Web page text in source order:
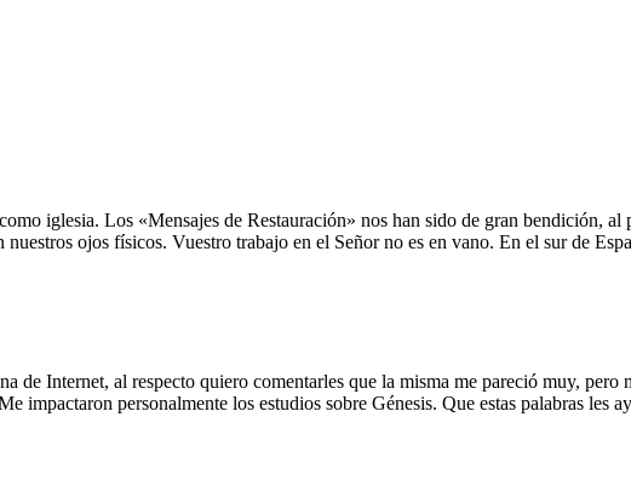
iglesia. Los «Mensajes de Restauración» nos han sido de gran bendición,
ojos físicos. Vuestro trabajo en el Señor no es en vano. En el sur de
de Internet, al respecto quiero comentarles que la misma me pareció muy, pero
impactaron personalmente los estudios sobre Génesis. Que estas palabras les